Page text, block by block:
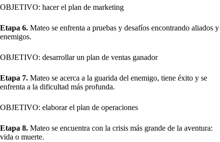
OBJETIVO: hacer el plan de marketing
Etapa 6. Mateo se enfrenta a pruebas y desafíos encontrando aliados y
enemigos.
OBJETIVO: desarrollar un plan de ventas ganador
Etapa 7. Mateo se acerca a la guarida del enemigo, tiene éxito y se
enfrenta a la dificultad más profunda.
OBJETIVO: elaborar el plan de operaciones
Etapa 8. Mateo se encuentra con la crisis más grande de la aventura:
vida o muerte.